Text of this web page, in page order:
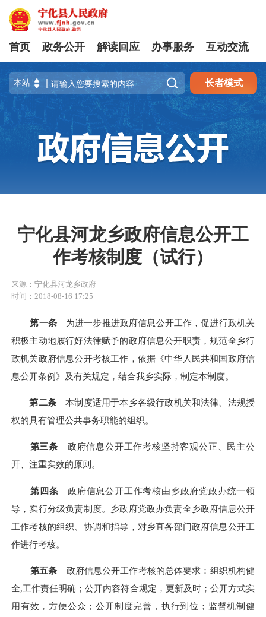
首页 政务公开 解读回应 办事服务 互动交流
 长者模式
宁化县河龙乡政府信息公开工
作考核制度（试行）
来源：宁化县河龙乡政府
时间：2018-08-16 17:25
第一条 为进一步推进政府信息公开工作，促进行政机关
积极主动地履行好法律赋予的政府信息公开职责，规范全乡行
政机关政府信息公开考核工作，依据《中华人民共和国政府信
息公开条例》及有关规定，结合我乡实际，制定本制度。
第二条本制度适用于本 乡各级行政机关和法律、法规授
权的具有管理公共事务职能的组织。
第三条 政府信息公开工作考核坚持客观公正、民主公
开、注重实效的原则。
第四条 政府信息公开工作考核由 乡政府党政办统一领
导，实行分级负责制度。
乡政府党政办负责全乡政府信息公开
工作考核的组织、协调和指导，对乡直各部门政府信息公开工
作进行考核。
第五条 政府信息公开工作考核的总体要求：组织机构健
全,工作责任明确；公开内容符合规定，更新及时；公开方式实
用有效，方便公众；公开制度完善，执行到位；监督机制健